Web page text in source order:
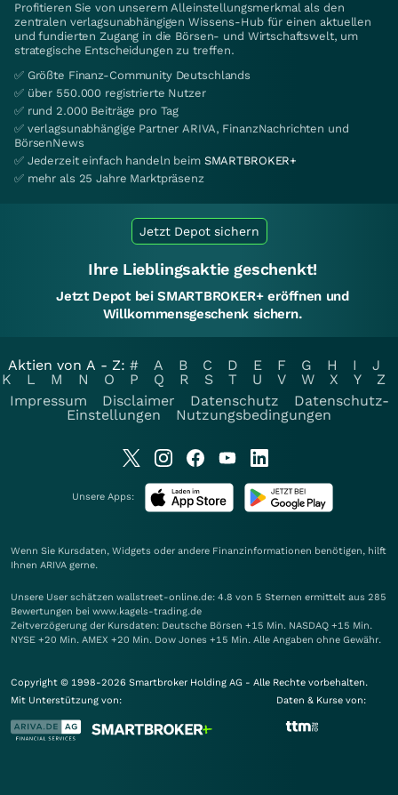
Profitieren Sie von unserem Alleinstellungsmerkmal als den
zentralen verlagsunabhängigen Wissens-Hub für einen aktuellen
und fundierten Zugang in die Börsen- und Wirtschaftswelt, um
strategische Entscheidungen zu treffen.
✅ Größte Finanz-Community Deutschlands
✅ über 550.000 registrierte Nutzer
✅ rund 2.000 Beiträge pro Tag
✅ verlagsunabhängige Partner ARIVA, FinanzNachrichten und
BörsenNews
✅ Jederzeit einfach handeln beim SMARTBROKER+
✅ mehr als 25 Jahre Marktpräsenz
Jetzt Depot sichern
Ihre Lieblingsaktie geschenkt!
Jetzt Depot bei SMARTBROKER+ eröffnen und
Willkommensgeschenk sichern.
Aktien von A - Z: # A B C D E F G H I
J
K
L M N O P Q R S T U V W X Y
Z
Impressum
Disclaimer Datenschutz
Datenschutz-
Einstellungen
Nutzungsbedingungen
Unsere Apps:
Wenn Sie Kursdaten, Widgets oder andere Finanzinformationen benötigen, hilft
Ihnen ARIVA gerne.
Unsere User schätzen wallstreet-online.de: 4.8 von 5 Sternen ermittelt aus 285
Bewertungen bei www.kagels-trading.de
Zeitverzögerung der Kursdaten: Deutsche Börsen +15 Min. NASDAQ +15 Min.
NYSE +20 Min. AMEX +20 Min. Dow Jones +15 Min. Alle Angaben ohne Gewähr.
Copyright © 1998-2026 Smartbroker Holding AG - Alle Rechte vorbehalten.
Mit Unterstützung von:
Daten & Kurse von: